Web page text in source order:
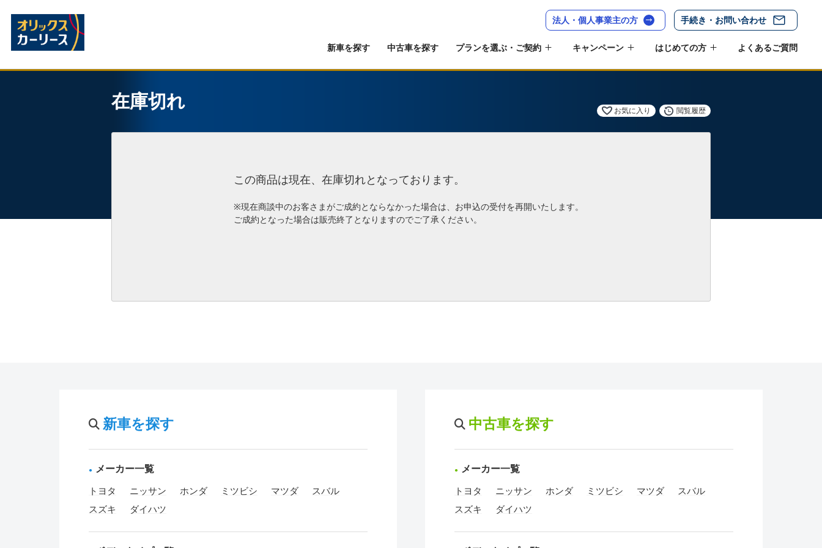
法人・個人事業主の方 手続き・お問い合わせ
新車を探す 中古車を探す プランを選ぶ・ご契約 キャンペーン はじめての方 よくあるご質問
在庫切れ お気に入り 閲覧履歴
この商品は現在、在庫切れとなっております。
※現在商談中のお客さまがご成約とならなかった場合は、お申込の受付を再開いたします。
ご成約となった場合は販売終了となりますのでご了承ください。
新車を探す
メーカー一覧
トヨタ ニッサン ホンダ ミツビシ マツダ
スバル
スズキ
ダイハツ
中古車を探す
メーカー一覧
トヨタ ニッサン ホンダ ミツビシ マツダ
スバル
スズキ
ダイハツ